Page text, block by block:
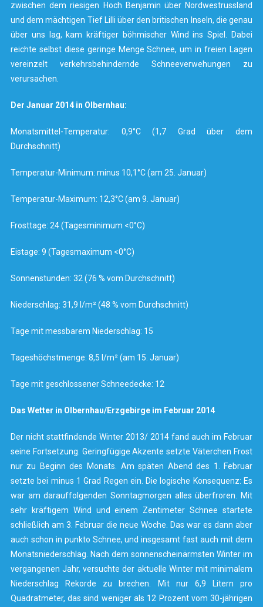
zwischen dem riesigen Hoch Benjamin über Nordwestrussland
und dem mächtigen Tief Lilli über den britischen Inseln, die genau
über uns lag, kam kräftiger böhmischer Wind ins Spiel. Dabei
reichte selbst diese geringe Menge Schnee, um in freien Lagen
vereinzelt verkehrsbehindernde Schneeverwehungen zu
verursachen.
Der Januar 2014 in Olbernhau:
Monatsmittel-Temperatur: 0,9°C (1,7 Grad über dem
Durchschnitt)
Temperatur-Minimum: minus 10,1°C (am 25. Januar)
Temperatur-Maximum: 12,3°C (am 9. Januar)
Frosttage: 24 (Tagesminimum <0°C)
Eistage: 9 (Tagesmaximum <0°C)
Sonnenstunden: 32 (76 % vom Durchschnitt)
Niederschlag: 31,9 l/m² (48 % vom Durchschnitt)
Tage mit messbarem Niederschlag: 15
Tageshöchstmenge: 8,5 l/m² (am 15. Januar)
Tage mit geschlossener Schneedecke: 12
Das Wetter in Olbernhau/Erzgebirge im Februar 2014
Der nicht stattfindende Winter 2013/ 2014 fand auch im Februar
seine Fortsetzung. Geringfügige Akzente setzte Väterchen Frost
nur zu Beginn des Monats. Am späten Abend des 1. Februar
setzte bei minus 1 Grad Regen ein. Die logische Konsequenz: Es
war am darauffolgenden Sonntagmorgen alles überfroren. Mit
sehr kräftigem Wind und einem Zentimeter Schnee startete
schließlich am 3. Februar die neue Woche. Das war es dann aber
auch schon in punkto Schnee, und insgesamt fast auch mit dem
Monatsniederschlag. Nach dem sonnenscheinärmsten Winter im
vergangenen Jahr, versuchte der aktuelle Winter mit minimalem
Niederschlag Rekorde zu brechen. Mit nur 6,9 Litern pro
Quadratmeter, das sind weniger als 12 Prozent vom 30-jährigen